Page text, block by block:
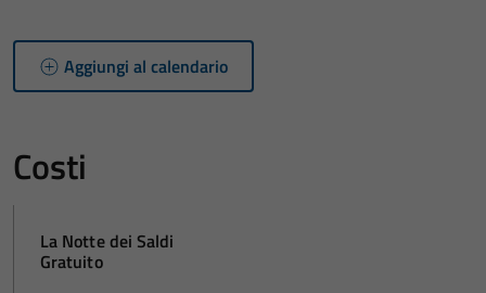
Aggiungi al calendario
Costi
La Notte dei Saldi
Gratuito